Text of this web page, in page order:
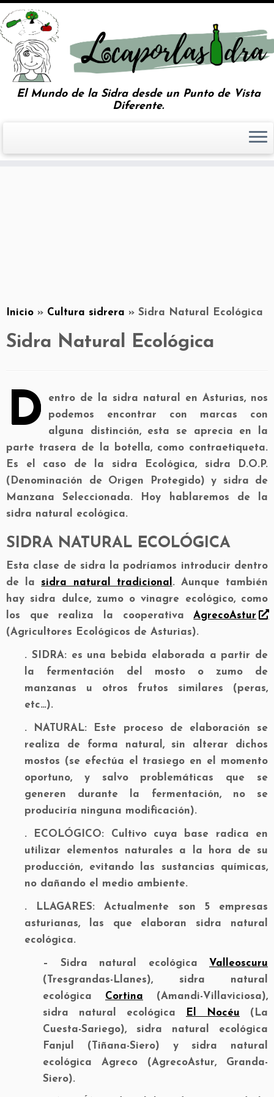
El Mundo de la Sidra desde un Punto de Vista
Diferente.
Inicio » Cultura sidrera » Sidra Natural Ecológica
Sidra Natural Ecológica
D
entro de la sidra natural en Asturias, nos
podemos encontrar con marcas con
alguna distinción, esta se aprecia en la
parte trasera de la botella, como contraetiqueta.
Es el caso de la sidra Ecológica, sidra D.O.P.
(Denominación de Origen Protegido) y sidra de
Manzana Seleccionada. Hoy hablaremos de la
sidra natural ecológica.
SIDRA NATURAL ECOLÓGICA
Esta clase de sidra la podríamos introducir dentro
de lasidra natural tradicional . Aunque también
hay sidra dulce, zumo o vinagre ecológico, como
los que realiza la cooperativaAgrecoAstur
(Agricultores Ecológicos de Asturias).
. SIDRA: es una bebida elaborada a partir de
la fermentación del mosto o zumo de
manzanas u otros frutos similares (peras,
etc…).
. NATURAL: Este proceso de elaboración se
realiza de forma natural, sin alterar dichos
mostos (se efectúa el trasiego en el momento
oportuno, y salvo problemáticas que se
generen durante la fermentación, no se
produciría ninguna modificación).
. ECOLÓGICO: Cultivo cuya base radica en
utilizar elementos naturales a la hora de su
producción, evitando las sustancias químicas,
no dañando el medio ambiente.
. LLAGARES:Actualmente son 5 empresas
asturianas, las que elaboran sidra natural
ecológica.
– Sidra natural ecológica Valleoscuru
(Tresgrandas-Llanes), sidra natural
ecológica Cortina (Amandi-Villaviciosa),
sidra natural ecológica
El Nocéu (La
Cuesta-Sariego), sidra natural ecológica
Fanjul (Tiñana-Siero) y sidra natural
ecológica Agreco (AgrecoAstur, Granda-
Siero).